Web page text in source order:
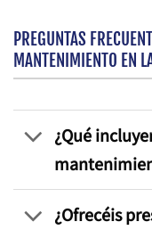
PREGUNTAS
MANTENIMIENTO EN
¿Qué
¿Ofrecéis